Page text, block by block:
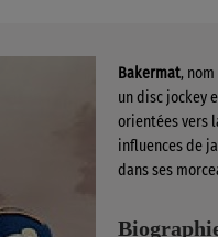
Bakermat,
un disc jockey
orientées vers
influences de
dans ses